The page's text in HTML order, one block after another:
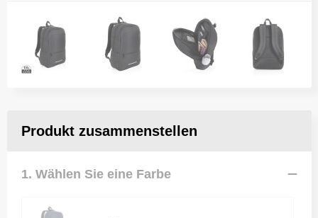
Produkt zusammenstellen
1. Wählen Sie eine Farbe